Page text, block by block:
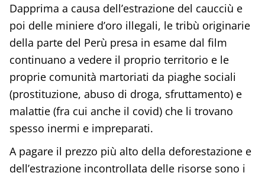
Dapprima a causa dell’estrazione del caucciù e
poi delle miniere d’oro illegali, le tribù originarie
della parte del Perù presa in esame dal film
continuano a vedere il proprio territorio e le
proprie comunità martoriati da piaghe sociali
(prostituzione, abuso di droga, sfruttamento) e
malattie (fra cui anche il covid) che li trovano
spesso inermi e impreparati.
A pagare il prezzo più alto della deforestazione e
dell’estrazione incontrollata delle risorse sono i